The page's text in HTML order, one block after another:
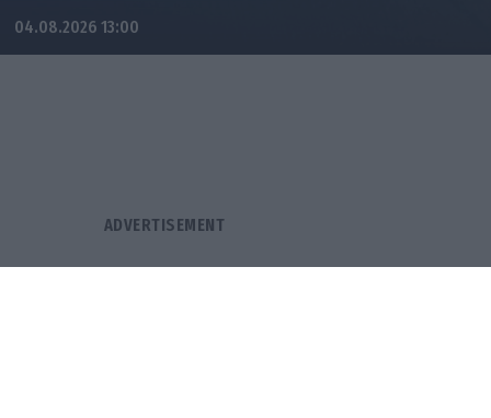
04.08.2026 13:00